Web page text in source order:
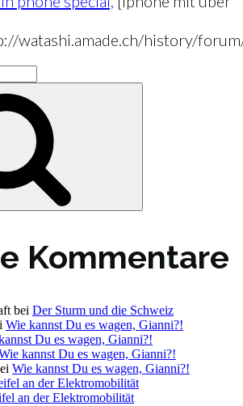
watashi.amade.ch/history/
Kommentare
bei Der Sturm und die Schweiz
Wie kannst Du es wagen, Gianni?!
Du es wagen, Gianni?!
kannst Du es wagen, Gianni?!
Wie kannst Du es wagen, Gianni?!
an der Elektromobilität
an der Elektromobilität